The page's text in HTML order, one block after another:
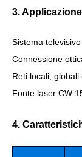
3.
Sistema
Connessione
Reti locali, globali
Fonte laser CW
4.